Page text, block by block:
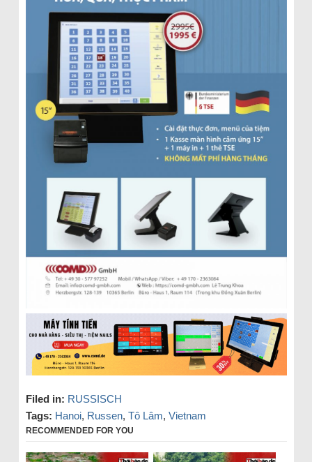
Filed in: RUSSISCH
Tags: Hanoi, Russen, Tô Lâm, Vietnam
RECOMMENDED FOR YOU